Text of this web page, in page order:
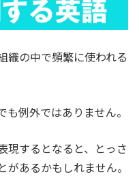
織の中で頻繁に使われる
例外ではありません。
現するとなると、とっさ
あるかもしれません。